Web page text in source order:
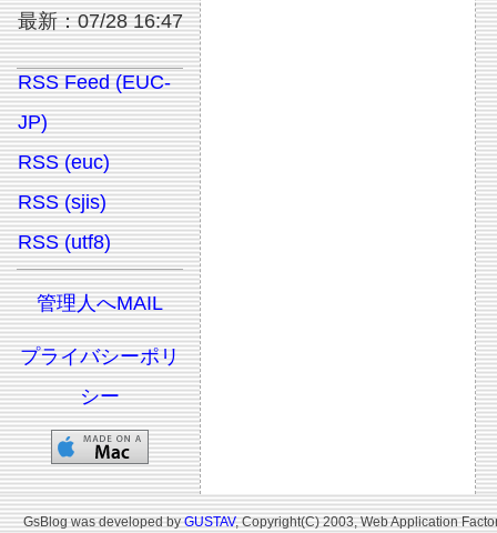
最新：07/28 16:47
RSS Feed (EUC-
JP)
RSS (euc)
RSS (sjis)
RSS (utf8)
管理人へMAIL
プライバシーポリ
シー
GsBlog was developed byGUSTAV, Copyright(C) 2003, Web Application